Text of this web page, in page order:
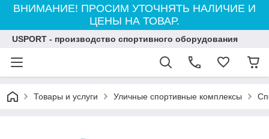
ВНИМАНИЕ! ПРОСИМ УТОЧНЯТЬ НАЛИЧИЕ И
ЦЕНЫ НА ТОВАР.
USPORT - производство спортивного оборудования
Товары и услуги Уличные спортивные комплексы